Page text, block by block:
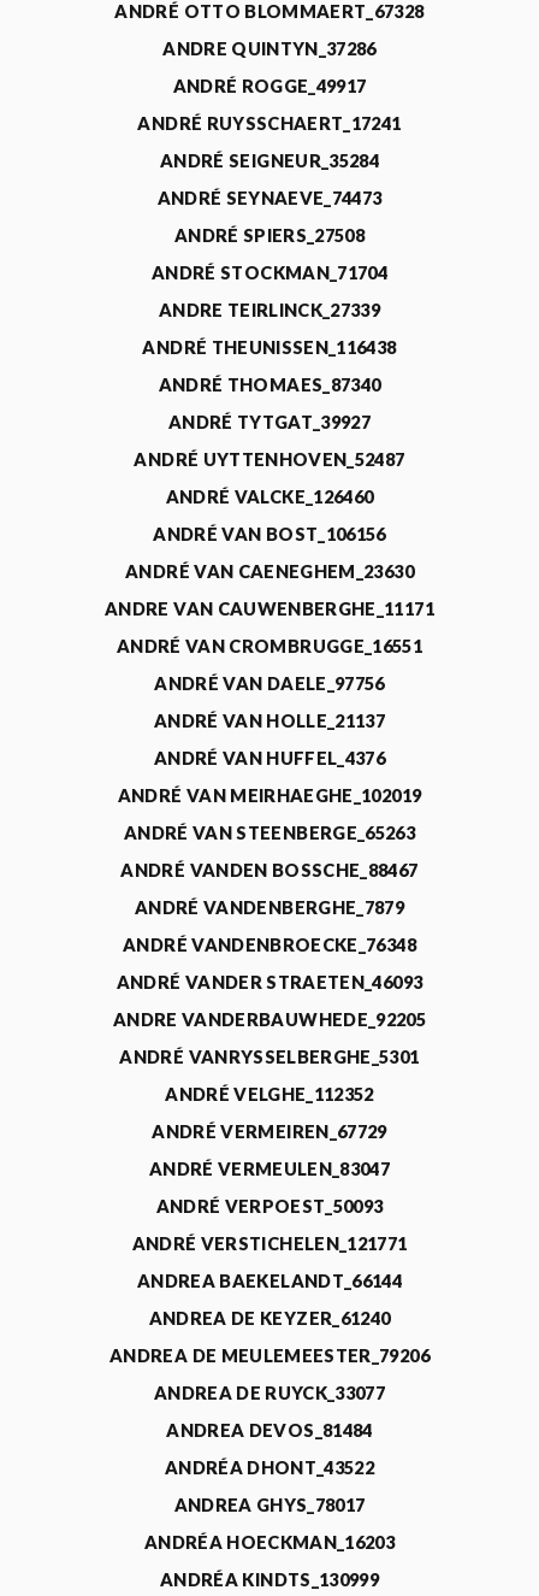
ANDRÉ OTTO BLOMMAERT_67328
ANDRE QUINTYN_37286
ANDRÉ ROGGE_49917
ANDRÉ RUYSSCHAERT_17241
ANDRÉ SEIGNEUR_35284
ANDRÉ SEYNAEVE_74473
ANDRÉ SPIERS_27508
ANDRÉ STOCKMAN_71704
ANDRE TEIRLINCK_27339
ANDRÉ THEUNISSEN_116438
ANDRÉ THOMAES_87340
ANDRÉ TYTGAT_39927
ANDRÉ UYTTENHOVEN_52487
ANDRÉ VALCKE_126460
ANDRÉ VAN BOST_106156
ANDRÉ VAN CAENEGHEM_23630
ANDRE VAN CAUWENBERGHE_11171
ANDRÉ VAN CROMBRUGGE_16551
ANDRÉ VAN DAELE_97756
ANDRÉ VAN HOLLE_21137
ANDRÉ VAN HUFFEL_4376
ANDRÉ VAN MEIRHAEGHE_102019
ANDRÉ VAN STEENBERGE_65263
ANDRÉ VANDEN BOSSCHE_88467
ANDRÉ VANDENBERGHE_7879
ANDRÉ VANDENBROECKE_76348
ANDRÉ VANDER STRAETEN_46093
ANDRE VANDERBAUWHEDE_92205
ANDRÉ VANRYSSELBERGHE_5301
ANDRÉ VELGHE_112352
ANDRÉ VERMEIREN_67729
ANDRÉ VERMEULEN_83047
ANDRÉ VERPOEST_50093
ANDRÉ VERSTICHELEN_121771
ANDREA BAEKELANDT_66144
ANDREA DE KEYZER_61240
ANDREA DE MEULEMEESTER_79206
ANDREA DE RUYCK_33077
ANDREA DEVOS_81484
ANDRÉA DHONT_43522
ANDREA GHYS_78017
ANDRÉA HOECKMAN_16203
ANDRÉA KINDTS_130999